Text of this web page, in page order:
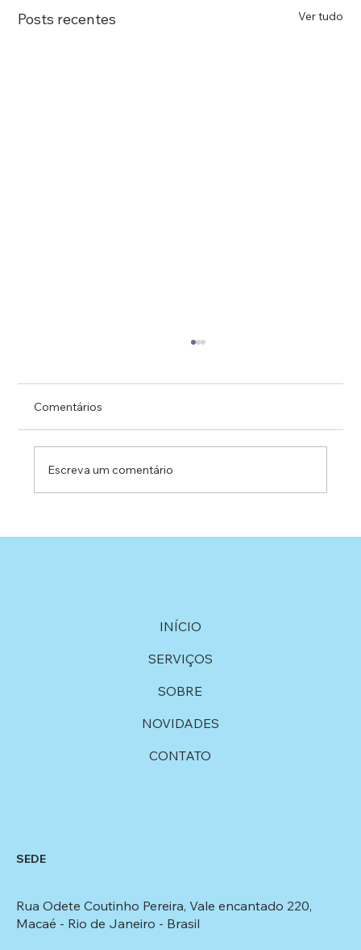
Posts recentes Ver tudo
Comentários
Escreva um comentário
INÍCIO
SERVIÇOS
SOBRE
NOVIDADES
CONTATO
Rua Odete Coutinho Pereira, Vale encantado 220,
Macaé - Rio de Janeiro - Brasil​
SEDE